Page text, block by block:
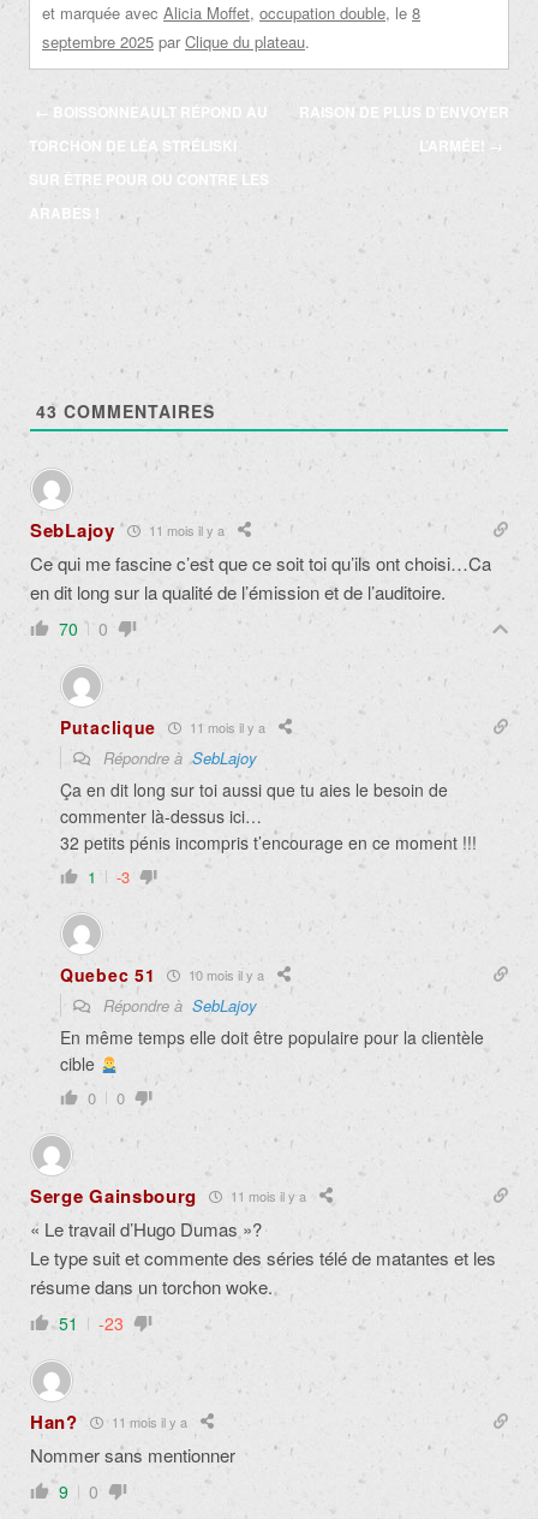
et marquée avec Alicia Moffet, occupation double, le 8
septembre 2025 par Clique du plateau.
Navigation
des
articles
← BOISSONNEAULT RÉPOND AU
TORCHON DE LÉA STRÉLISKI
SUR ÊTRE POUR OU CONTRE LES
ARABES !
RAISON DE PLUS D’ENVOYER
L’ARMÉE!
→
43 COMMENTAIRES
SebLajoy 11 mois il y a
Ce qui me fascine c’est que ce soit toi qu’ils ont choisi…Ca
en dit long sur la qualité de l’émission et de l’auditoire.
70 0
Putaclique 11 mois il y a
Répondre àSebLajoy
Ça en dit long sur toi aussi que tu aies le besoin de
commenter là-dessus ici…
32 petits pénis incompris t’encourage en ce moment !!!
1 -3
Quebec 51 10 mois il y a
Répondre à SebLajoy
En même temps elle doit être populaire pour la clientèle
cible
0 0
Serge Gainsbourg 11 mois il y a
« Le travail d’Hugo Dumas »?
Le type suit et commente des séries télé de matantes et les
résume dans un torchon woke.
51 -23
Han? 11 mois il y a
Nommer sans mentionner
9 0